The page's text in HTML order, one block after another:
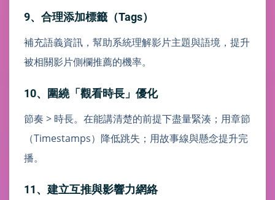
9、合理添加標籤（Tags）
補充語義資訊，幫助系統理解影片主題與語境，提升
被相關影片側欄推薦的機率。
10、圍繞「觀看時長」優化
節奏 > 時長。在能講清楚的前提下盡量緊湊；用章節
（Timestamps）降低跳失；用故事線與懸念提升完
播。
11、建立互推與影響力網絡